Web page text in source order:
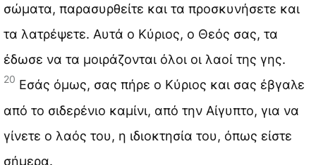
σώματα, παρασυρθείτε και τα προσκυνήσετε και
τα λατρέψετε. Αυτά ο Κύριος, ο Θεός σας, τα
έδωσε να τα μοιράζονται όλοι οι λαοί της γης.
20 Εσάς όμως, σας πήρε ο Κύριος και σας έβγαλε
από το σιδερένιο καμίνι, από την Αίγυπτο, για να
γίνετε ο λαός του, η ιδιοκτησία του, όπως είστε
σήμερα.